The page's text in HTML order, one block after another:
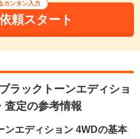
カンタン入力
頼スタート
ラックトーンエディショ
査定の参考情報
ンエディション 4WDの基本